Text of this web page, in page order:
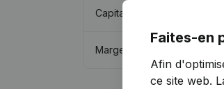
Capitaux propres
Marge brute
Faites-en
Afin
ce site web.